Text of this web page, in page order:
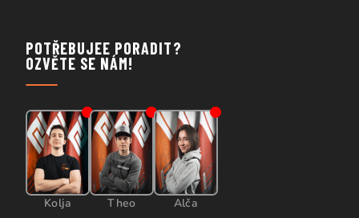
POTŘEBUJEE PORADIT?
OZVĚTE SE NÁM!
Kolja Theo Alča